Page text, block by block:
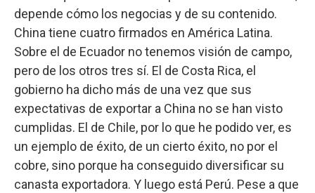
depende cómo los negocias y de su contenido.
China tiene cuatro firmados en América Latina.
Sobre el de Ecuador no tenemos visión de campo,
pero de los otros tres sí. El de Costa Rica, el
gobierno ha dicho más de una vez que sus
expectativas de exportar a China no se han visto
cumplidas. El de Chile, por lo que he podido ver, es
un ejemplo de éxito, de un cierto éxito, no por el
cobre, sino porque ha conseguido diversificar su
canasta exportadora. Y luego está Perú. Pese a que